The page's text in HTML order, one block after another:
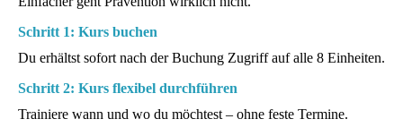
Schritt 1: Kurs buchen
Du erhältst sofort nach der Buchung Zugriff auf alle 8 Einheiten.
Schritt 2: Kurs flexibel durchführen
Trainiere wann und wo du möchtest – ohne feste Termine.